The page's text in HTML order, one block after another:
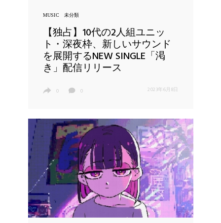
MUSIC 未分類
【独占】10代の2人組ユニッ
ト・深夜枠、新しいサウンド
を展開するNEW SINGLE「渇
き」配信リリース
0 0 2023年6月8日